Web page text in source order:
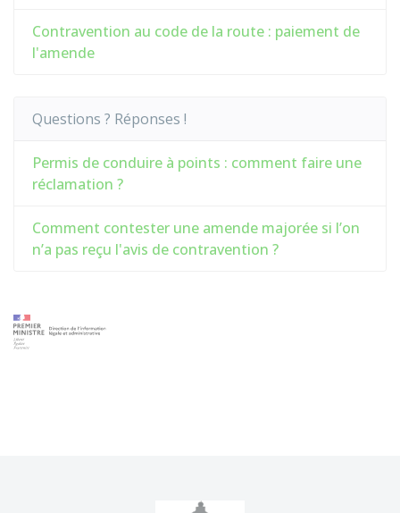
Contravention au code de la route : paiement de
l'amende
Questions ? Réponses !
Permis de conduire à points : comment faire une
réclamation ?
Comment contester une amende majorée si l’on
n’a pas reçu l'avis de contravention ?